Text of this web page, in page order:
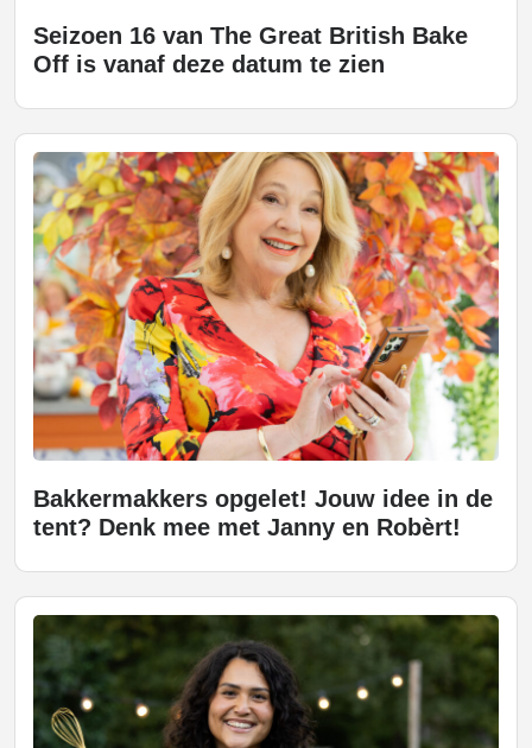
Seizoen 16 van The Great British Bake
Off is vanaf deze datum te zien
Bakkermakkers opgelet! Jouw idee in de
tent? Denk mee met Janny en Robèrt!